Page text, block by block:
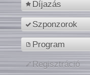
Díjazás
Szponzorok
Program
Regisztráció